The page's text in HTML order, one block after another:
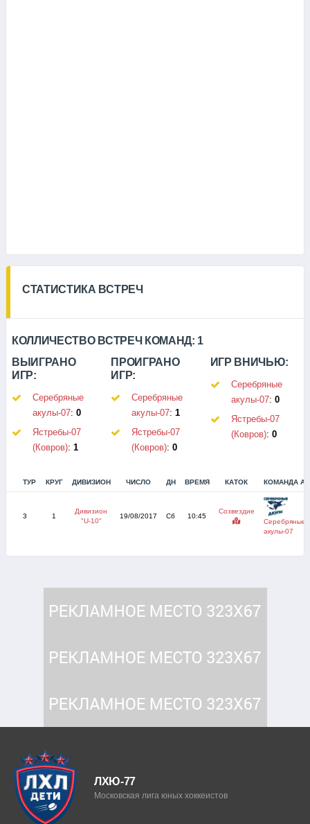
СТАТИСТИКА ВСТРЕЧ
КОЛЛИЧЕСТВО ВСТРЕЧ КОМАНД: 1
ВЫИГРАНО
ИГР:
Серебряные
акулы-07: 0
Ястребы-07
(Ковров): 1
ПРОИГРАНО
ИГР:
Серебряные
акулы-07:1
Ястребы-07
(Ковров):0
ИГР ВНИЧЬЮ:
Серебряные
акулы-07: 0
Ястребы-07
(Ковров): 0
ТУР КРУГ ДИВИЗИОН ЧИСЛО ДН ВРЕМЯ КАТОК КОМАНДА А
3 1
Дивизион
"U-10"
19/08/2017 Сб 10:45
Созвездие
Серебряные
акулы-07
ЛХЮ-77
Московская лига юных хоккеистов